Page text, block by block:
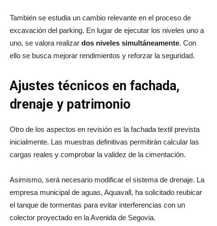
También se estudia un cambio relevante en el proceso de
excavación del parking. En lugar de ejecutar los niveles uno a
uno, se valora realizar dos niveles simultáneamente. Con
ello se busca mejorar rendimientos y reforzar la seguridad.
Ajustes técnicos en fachada,
drenaje y patrimonio
Otro de los aspectos en revisión es la fachada textil prevista
inicialmente. Las muestras definitivas permitirán calcular las
cargas reales y comprobar la validez de la cimentación.
Asimismo, será necesario modificar el sistema de drenaje. La
empresa municipal de aguas, Aquavall, ha solicitado reubicar
el tanque de tormentas para evitar interferencias con un
colector proyectado en la Avenida de Segovia.